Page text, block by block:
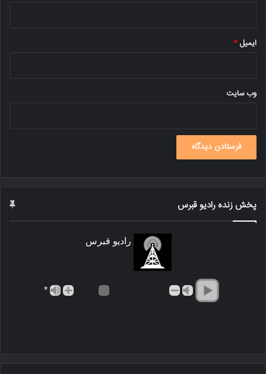
ایمیل*
وب‌ سایت
پخش زنده رادیو قبرس
رادیو قبرس
*